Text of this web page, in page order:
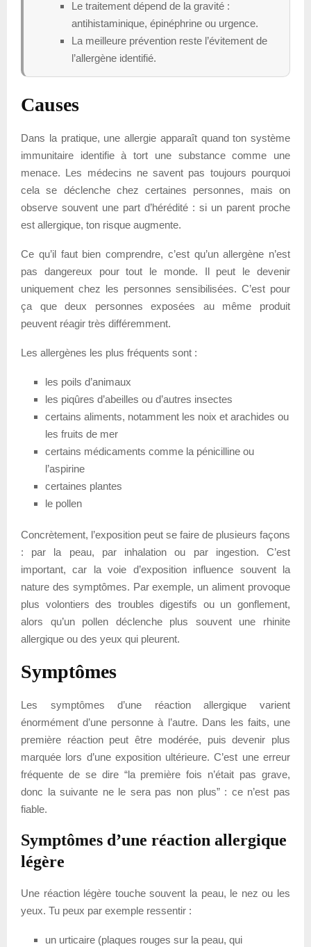
Le traitement dépend de la gravité :
antihistaminique, épinéphrine ou urgence.
La meilleure prévention reste l’évitement de
l’allergène identifié.
Causes
Dans la pratique, une allergie apparaît quand ton système
immunitaire identifie à tort une substance comme une
menace. Les médecins ne savent pas toujours pourquoi
cela se déclenche chez certaines personnes, mais on
observe souvent une part d’hérédité : si un parent proche
est allergique, ton risque augmente.
Ce qu’il faut bien comprendre, c’est qu’un allergène n’est
pas dangereux pour tout le monde. Il peut le devenir
uniquement chez les personnes sensibilisées. C’est pour
ça que deux personnes exposées au même produit
peuvent réagir très différemment.
Les allergènes les plus fréquents sont :
les poils d’animaux
les piqûres d’abeilles ou d’autres insectes
certains aliments, notamment les noix et arachides ou
les fruits de mer
certains médicaments comme la pénicilline ou
l’aspirine
certaines plantes
le pollen
Concrètement, l’exposition peut se faire de plusieurs façons
: par la peau, par inhalation ou par ingestion. C’est
important, car la voie d’exposition influence souvent la
nature des symptômes. Par exemple, un aliment provoque
plus volontiers des troubles digestifs ou un gonflement,
alors qu’un pollen déclenche plus souvent une rhinite
allergique ou des yeux qui pleurent.
Symptômes
Les symptômes d’une réaction allergique varient
énormément d’une personne à l’autre. Dans les faits, une
première réaction peut être modérée, puis devenir plus
marquée lors d’une exposition ultérieure. C’est une erreur
fréquente de se dire “la première fois n’était pas grave,
donc la suivante ne le sera pas non plus” : ce n’est pas
fiable.
Symptômes d’une réaction allergique
légère
Une réaction légère touche souvent la peau, le nez ou les
yeux. Tu peux par exemple ressentir :
un urticaire (plaques rouges sur la peau, qui